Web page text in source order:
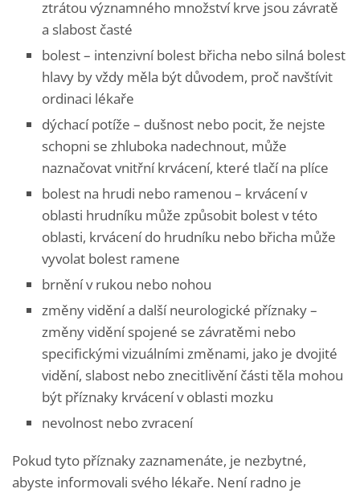
ztrátou významného množství krve jsou závratě
a slabost časté
bolest – intenzivní bolest břicha nebo silná bolest
hlavy by vždy měla být důvodem, proč navštívit
ordinaci lékaře
dýchací potíže – dušnost nebo pocit, že nejste
schopni se zhluboka nadechnout, může
naznačovat vnitřní krvácení, které tlačí na plíce
bolest na hrudi nebo ramenou – krvácení v
oblasti hrudníku může způsobit bolest v této
oblasti, krvácení do hrudníku nebo břicha může
vyvolat bolest ramene
brnění v rukou nebo nohou
změny vidění a další neurologické příznaky –
změny vidění spojené se závratěmi nebo
specifickými vizuálními změnami, jako je dvojité
vidění, slabost nebo znecitlivění části těla mohou
být příznaky krvácení v oblasti mozku
nevolnost nebo zvracení
Pokud tyto příznaky zaznamenáte, je nezbytné,
abyste informovali svého lékaře. Není radno je